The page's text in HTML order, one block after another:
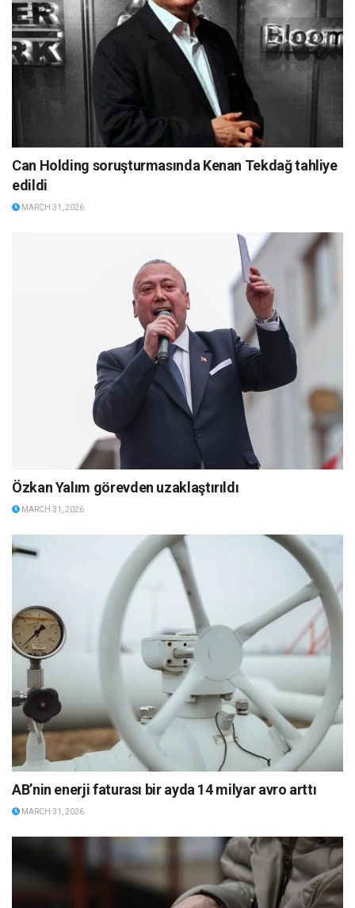
Can Holding soruşturmasında Kenan Tekdağ tahliye
edildi
MARCH 31, 2026
Özkan Yalım görevden uzaklaştırıldı
MARCH 31, 2026
AB’nin enerji faturası bir ayda 14 milyar avro arttı
MARCH 31, 2026